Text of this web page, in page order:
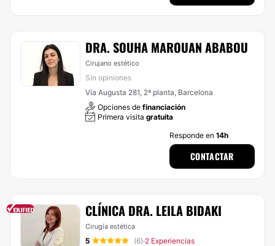
DRA. SOUHA MAROUAN ABABOU
Cirujano estético
Sin opiniones
Vía Augusta 281, 2ª planta, Barcelona
Opciones de financiación
Primera visita gratuita
Responde en 14h
CONTACTAR
CLÍNICA DRA. LEILA BIDAKI
Cirugía estética
5 (6)·2 Experiencias